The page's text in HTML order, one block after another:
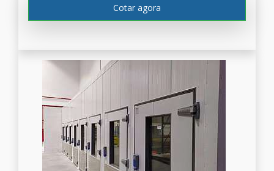
Cotar agora